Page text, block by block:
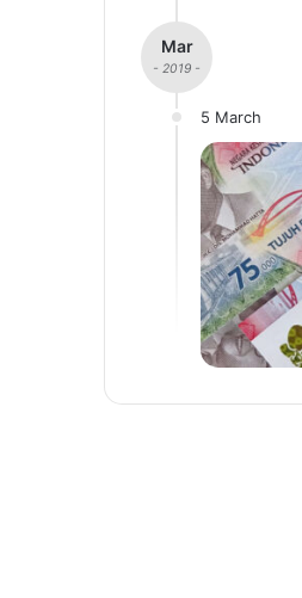
Mar
- 2019 -
5 March